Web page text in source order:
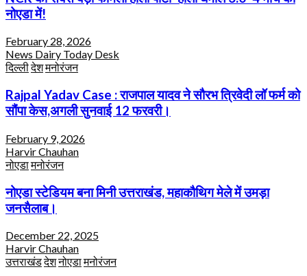
नोएडा में!
February 28, 2026
News Dairy Today Desk
दिल्लीदेशमनोरंजन
Rajpal Yadav Case : राजपाल यादव ने सौरभ त्रिवेदी लॉ फर्म को
सौंपा केस,अगली सुनवाई 12 फरवरी।
February 9, 2026
Harvir Chauhan
नोएडामनोरंजन
नोएडा स्टेडियम बना मिनी उत्तराखंड, महाकौथिग मेले में उमड़ा
जनसैलाब।
December 22, 2025
Harvir Chauhan
उत्तराखंडदेशनोएडामनोरंजन